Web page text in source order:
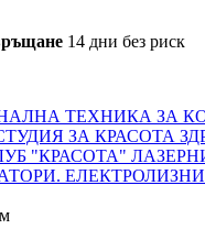
14 дни без риск
ТЕХНИКА ЗА
ЗА КРАСОТА
"КРАСОТА"